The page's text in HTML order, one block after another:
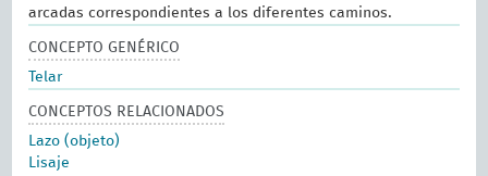
arcadas correspondientes a los diferentes caminos.
CONCEPTO GENÉRICO
Telar
CONCEPTOS RELACIONADOS
Lazo (objeto)
Lisaje